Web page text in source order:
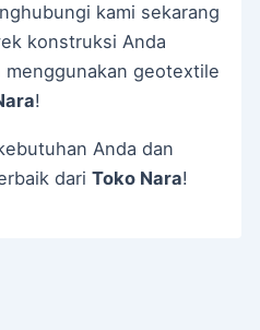
kami sekarang
konstruksi Anda
menggunakan geotextile
!
Anda dan
dariToko Nara!